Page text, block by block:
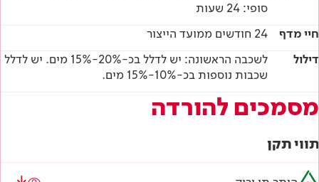
סופי: 24 שעות
חיי מדף
24 חודשים ממועד הייצור
דילול
לשכבה הראשונה: יש לדלל בכ-20%-15% מים. יש לדלל
שכבות נוספות בכ-10%-15% מים.
מסמכים להורדה
תווי תקן